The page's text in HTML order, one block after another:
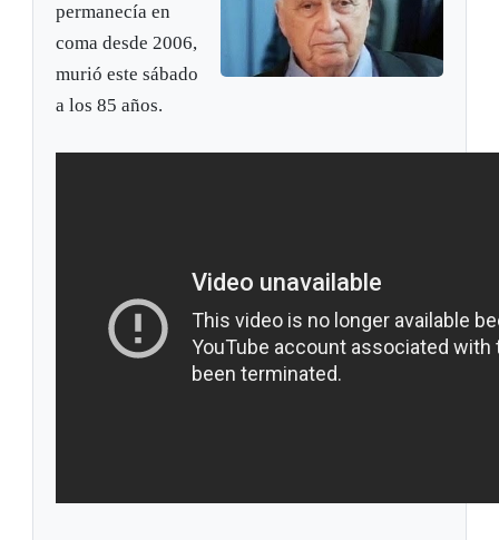
permanecía en
coma desde 2006,
murió este sábado
a los 85 años.